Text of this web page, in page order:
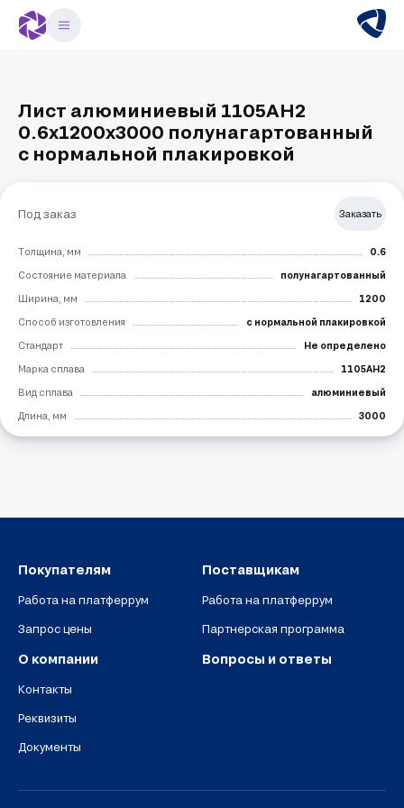
Лист алюминиевый 1105АН2
0.6х1200х3000 полунагартованный
с нормальной плакировкой
Под заказ Заказать
Толщина, мм 0.6
Состояние материала полунагартованный
Ширина, мм 1200
Способ изготовления с нормальной плакировкой
Стандарт Не определено
Марка сплава 1105АН2
Вид сплава алюминиевый
Длина, мм 3000
Покупателям
Работа на платферрум
Запрос цены
Поставщикам
Работа на платферрум
Партнерская программа
О компании
Контакты
Реквизиты
Документы
Вопросы и ответы